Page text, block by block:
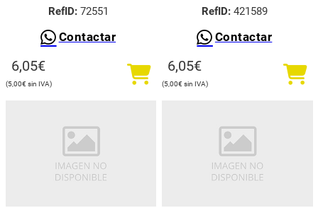
RefID:72551
Contactar
6,05€
5,00€
RefID:421589
Contactar
6,05€
5,00€